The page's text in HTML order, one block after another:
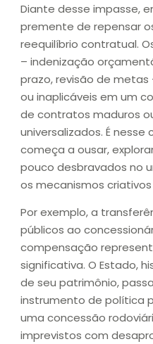
Diante desse impasse,
premente de repensar
reequilíbrio contratual.
– indenização
prazo, revisão de
ou inaplicáveis em um
de contratos maduros
universalizados. É nesse
começa a ousar,
pouco desbravados no
os mecanismos
Por exemplo, a
públicos ao
compensação
significativa. O Estado,
de seu patrimônio,
instrumento de política
uma concessão
imprevistos com